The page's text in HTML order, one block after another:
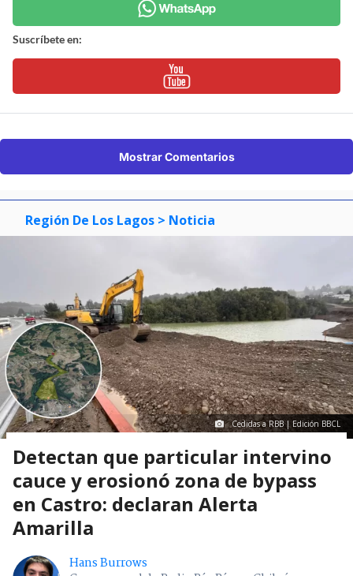
Suscríbete en:
Mostrar Comentarios
Región De Los Lagos > Noticia
Cedidas a RBB | Edición BBCL
Detectan que particular intervino
cauce y erosionó zona de bypass
en Castro: declaran Alerta
Amarilla
Hans Burrows